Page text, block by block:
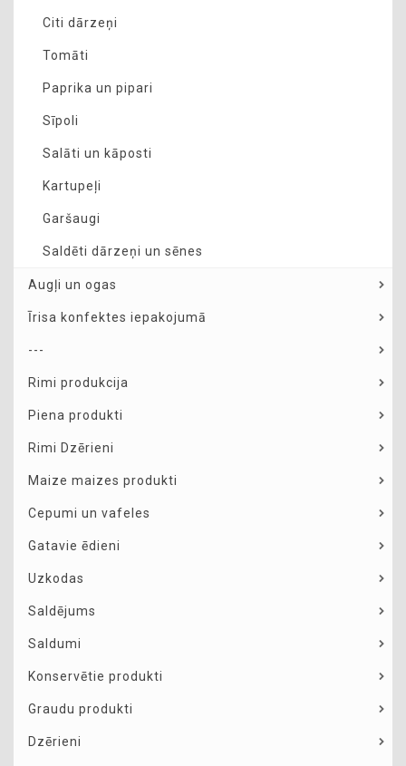
Citi dārzeņi
Tomāti
Paprika un pipari
Sīpoli
Salāti un kāposti
Kartupeļi
Garšaugi
Saldēti dārzeņi un sēnes
Augļi un ogas
Īrisa konfektes iepakojumā
---
Rimi produkcija
Piena produkti
Rimi Dzērieni
Maize maizes produkti
Cepumi un vafeles
Gatavie ēdieni
Uzkodas
Saldējums
Saldumi
Konservētie produkti
Graudu produkti
Dzērieni